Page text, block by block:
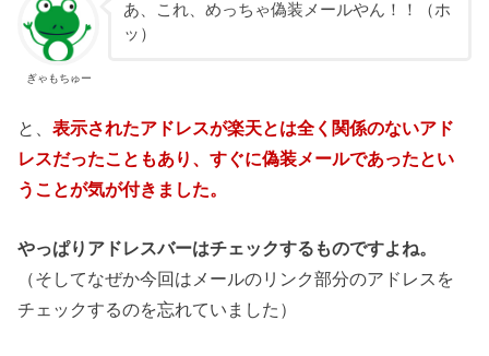
ぎゃもちゅー
あ、これ、めっちゃ偽装メールやん！！（ホ
ッ）
と、表示されたアドレスが楽天とは全く関係のないアド
レスだったこともあり、すぐに偽装メールであったとい
うことが気が付きました。
やっぱりアドレスバーはチェックするものですよね。
（そしてなぜか今回はメールのリンク部分のアドレスを
チェックするのを忘れていました）